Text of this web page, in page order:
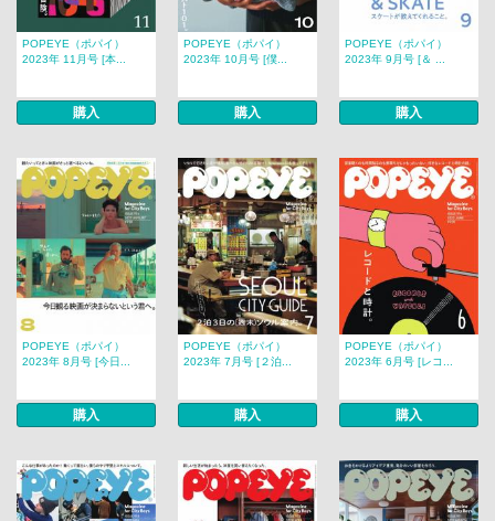
POPEYE（ポパイ）
2023年 11月号 [本...
購入
POPEYE（ポパイ）
2023年 10月号 [僕...
購入
POPEYE（ポパイ）
2023年 9月号 [＆ ...
購入
POPEYE（ポパイ）
2023年 8月号 [今日...
購入
POPEYE（ポパイ）
2023年 7月号 [２泊...
購入
POPEYE（ポパイ）
2023年 6月号 [レコ...
購入